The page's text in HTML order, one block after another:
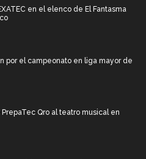
en el elenco de El Fantasma
por el campeonato en liga mayor de
Qro al teatro musical en